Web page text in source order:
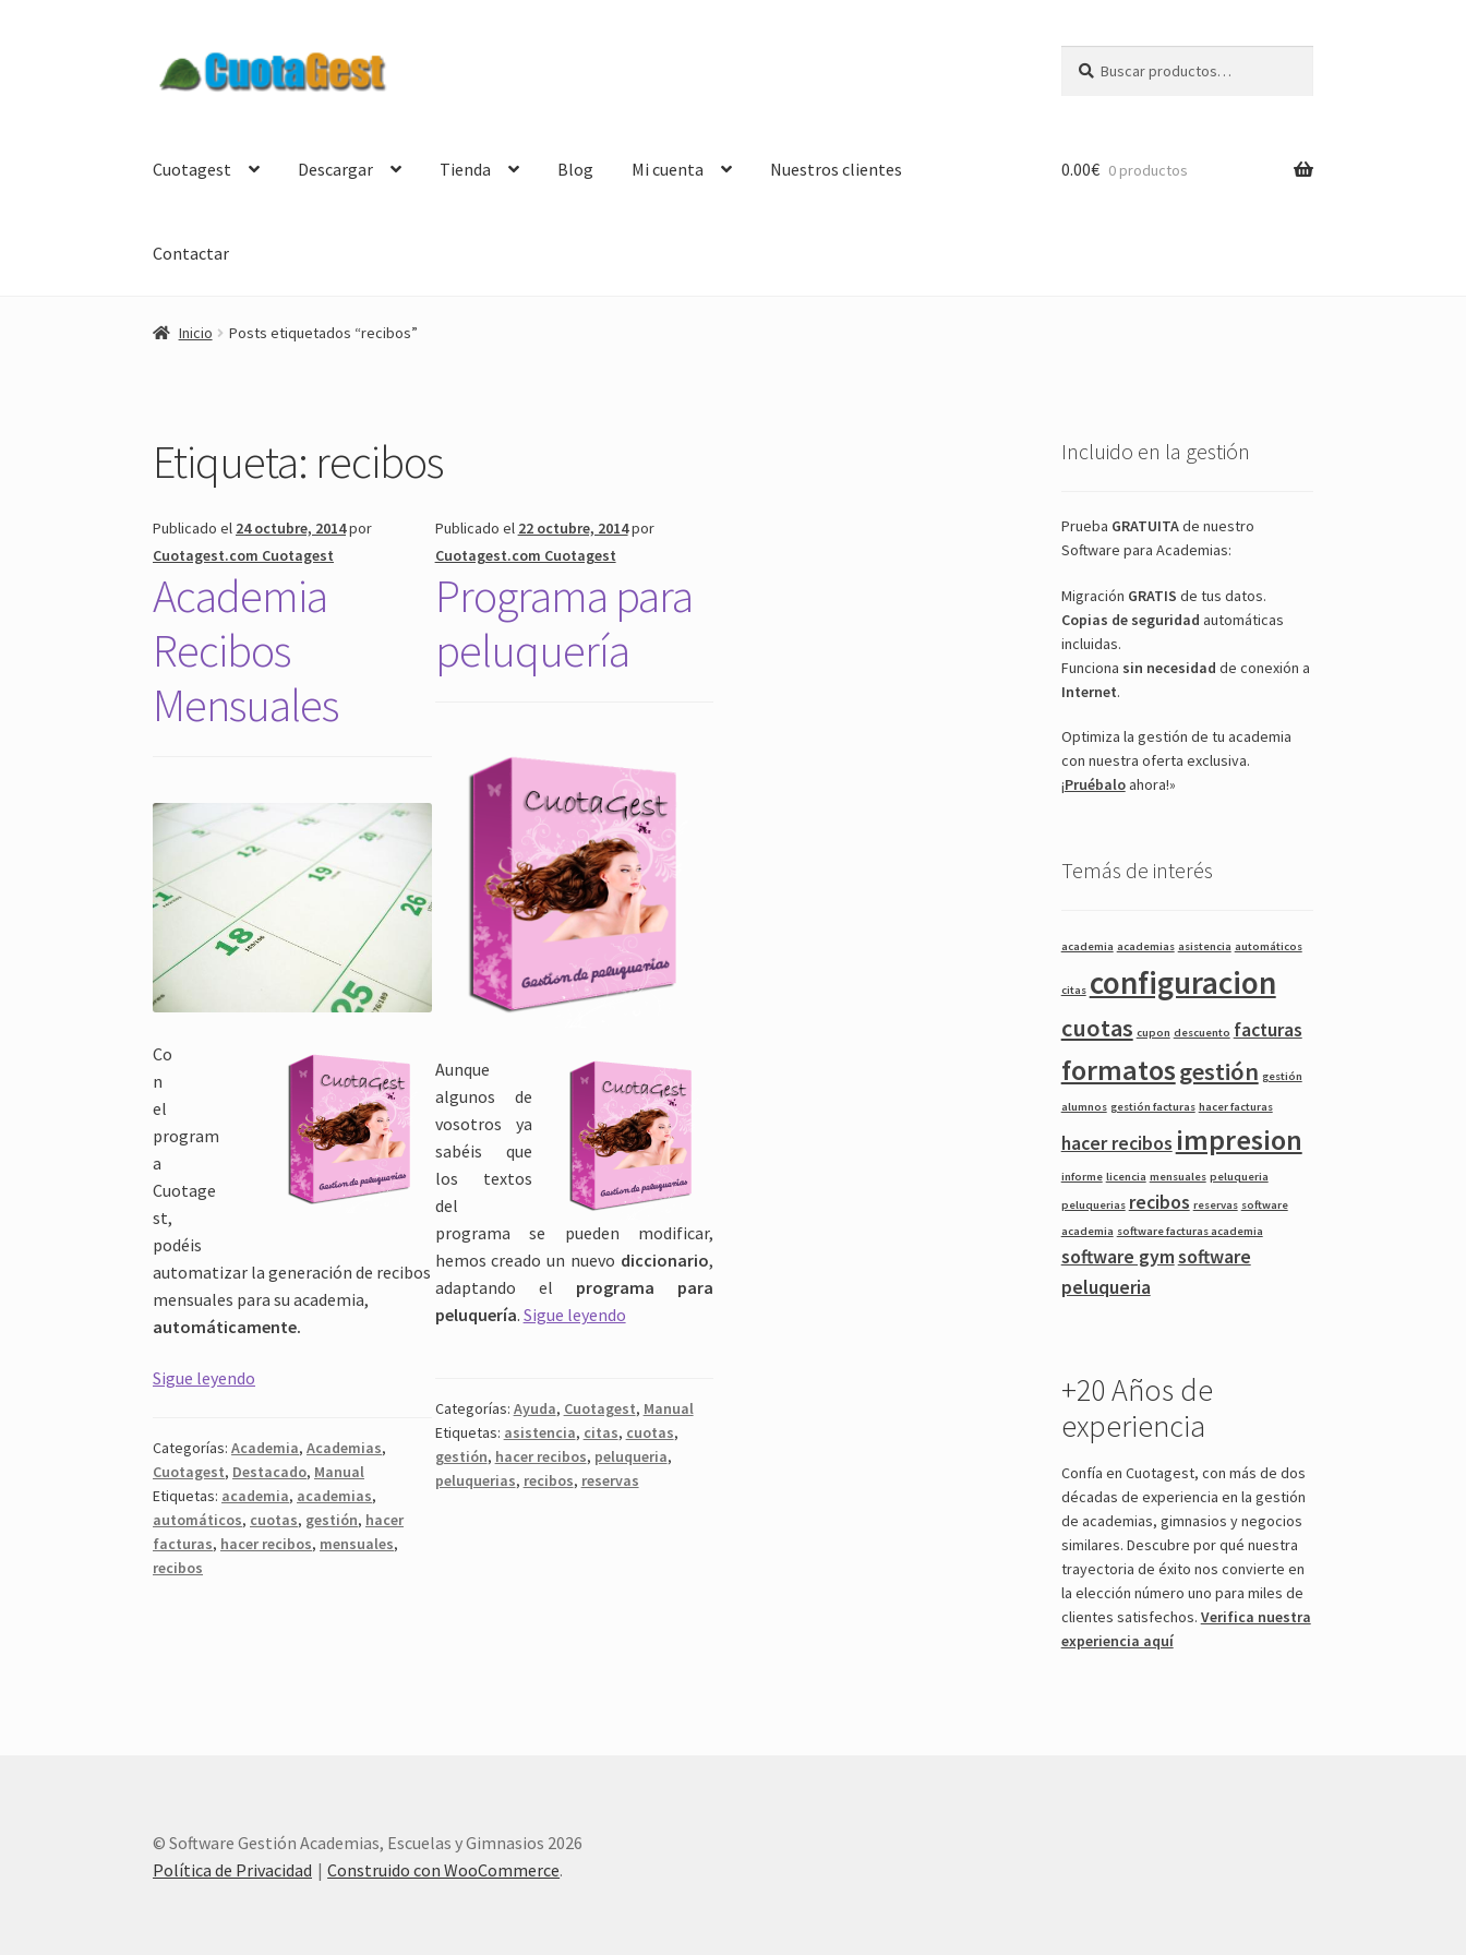
aal
por:
Cuotagest Descargar Tienda Blog Mi cuenta Nuestros clientes
Contactar
0.00€ 0 productos
Inicio Posts etiquetados “recibos”
Etiqueta: recibos
Publicado el 24 octubre, 2014por
Cuotagest.com Cuotagest
Academia
Recibos
Mensuales
Co
n
el
program
a
Cuotage
st,
podéis
automatizar la generación de recibos
mensuales para su academia,
automáticamente.
Sigue leyendo
Categorías:Academia,Academias,
Cuotagest, Destacado, Manual
Etiquetas: academia, academias,
automáticos, cuotas, gestión, hacer
facturas, hacer recibos, mensuales,
recibos
Publicado el 22 octubre, 2014por
Cuotagest.com Cuotagest
Programa para
peluquería
Aunque
algunos de
vosotros ya
sabéis que
los textos
del
programa se pueden modificar,
hemos creado un nuevo diccionario,
adaptando el programa para
peluquería. Sigue leyendoPrograma
Categorías: Ayuda, Cuotagest, Manual
Etiquetas: asistencia, citas, cuotas,
gestión, hacer recibos, peluqueria,
peluquerias, recibos, reservas
Incluido en la gestión
Prueba GRATUITAde nuestro
Software para Academias:
Migración GRATIS de tus datos.
Copias de seguridad automáticas
incluidas.
Funciona sin necesidad de conexión a
Internet.
Optimiza la gestión de tu academia
con nuestra oferta exclusiva.
¡Pruébaloahora!»
Temás de interés
academia academias asistencia automáticos
citas configuracion
cuotas cupon descuento facturas
formatosgestión gestión
alumnos gestión facturas hacer facturas
hacer recibos impresion
informe licencia mensuales peluqueria
peluquerias recibos reservas software
academia software facturas academia
software gymsoftware
peluqueria
+20 Años de
experiencia
Confía en Cuotagest, con más de dos
décadas de experiencia en la gestión
de academias, gimnasios y negocios
similares. Descubre por qué nuestra
trayectoria de éxito nos convierte en
la elección número uno para miles de
clientes satisfechos. Verifica nuestra
experiencia aquí
© Software Gestión Academias, Escuelas y Gimnasios 2026
Política de Privacidad
Construido con WooCommerce.